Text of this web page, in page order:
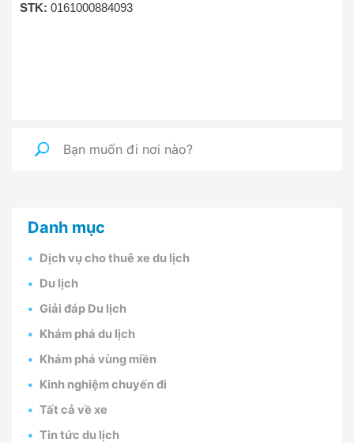
STK: 0161000884093
Danh mục
Dịch vụ cho thuê xe du lịch
Du lịch
Giải đáp Du lịch
Khám phá du lịch
Khám phá vùng miền
Kinh nghiệm chuyến đi
Tất cả về xe
Tin tức du lịch